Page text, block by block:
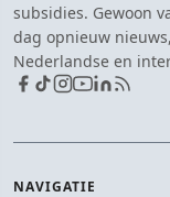
subsidies. Gewoon
dag opnieuw
Nederlandse en
NAVIGATIE